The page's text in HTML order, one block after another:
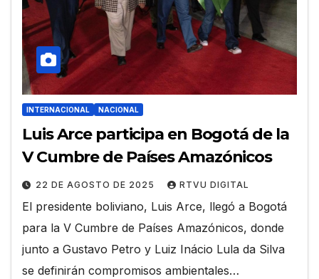
INTERNACIONAL NACIONAL
Luis Arce participa en Bogotá de la
V Cumbre de Países Amazónicos
22 DE AGOSTO DE 2025 RTVU DIGITAL
El presidente boliviano, Luis Arce, llegó a Bogotá
para la V Cumbre de Países Amazónicos, donde
junto a Gustavo Petro y Luiz Inácio Lula da Silva
se definirán compromisos ambientales…